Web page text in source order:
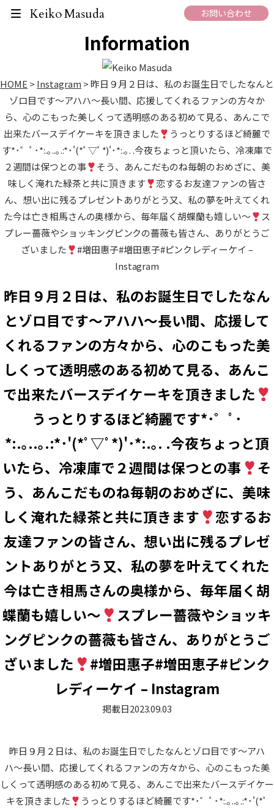
Keiko Masuda お問い合わせ
Information
HOME > Instagram >昨日９月２日は、私のお誕生日でしたなんと
ゾロ目です〜アハハ〜長い間、応援してくれるファンの方々か
ら、心のこもった美しくって透明感のある初めて見る、あんこで
出来たバースデイケーキを頂きました
うっとりするほど綺麗で
す*･゜ﾟ･*:.｡..｡.:*･'(*ﾟ▽ﾟ*)'･*:.｡. .今夜ちょっと頂いたら、冷凍庫で
２週間は保つとの事
そう、あんこだものね毎朝のおめざに、美
味しく淹れた緑茶と共に頂きます
恋するお友達ファンの皆さ
ん、想い出に残るプレゼントありがとう又、私の夢を叶えてくれ
た今は亡き相馬さんの奥様から、毎年届く胡蝶蘭も嬉しい〜
ス
プレー薔薇やショッキングピンクの薔薇も皆さん、ありがとうご
ざいました
#増田惠子#増田恵子#ピンクレディーケイ –
Instagram
昨日９月２日は、私のお誕生日でしたなん
とゾロ目です〜アハハ〜長い間、応援して
くれるファンの方々から、心のこもった美
しくって透明感のある初めて見る、あんこ
で出来たバースデイケーキを頂きました
うっとりするほど綺麗です*･゜ﾟ･
*:.｡..｡.:*･'(*ﾟ▽ﾟ*)'･*:.｡. .今夜ちょっと頂
いたら、冷凍庫で２週間は保つとの事
そ
う、あんこだものね毎朝のおめざに、美味
しく淹れた緑茶と共に頂きます
恋するお
友達ファンの皆さん、想い出に残るプレゼ
ントありがとう又、私の夢を叶えてくれた
今は亡き相馬さんの奥様から、毎年届く胡
蝶蘭も嬉しい〜
スプレー薔薇やショッキ
ングピンクの薔薇も皆さん、ありがとうご
ざいました
#増田惠子#増田恵子#ピンク
レディーケイ – Instagram
掲載日2023.09.03
昨日９月２日は、私のお誕生日でしたなんとゾロ目です〜アハ
ハ〜長い間、応援してくれるファンの方々から、心のこもった美
しくって透明感のある初めて見る、あんこで出来たバースデイケー
キを頂きました
うっとりするほど綺麗です*･゜ﾟ･*:.｡..｡.:*･'(*ﾟ